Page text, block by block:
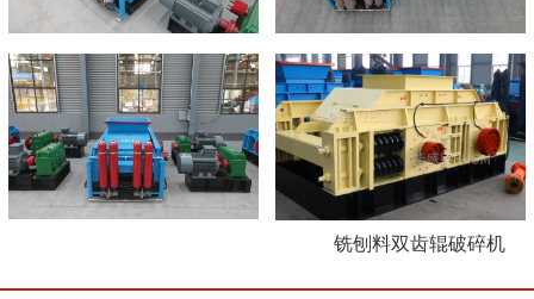
铣刨料双齿辊破碎机